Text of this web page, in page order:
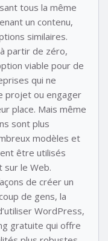
tous la même
un contenu,
similaires.
partir de zéro,
viable pour de
qui ne
projet ou engager
place. Mais même
sont plus
modèles et
être utilisés
sur le Web.
de créer un
de gens, la
WordPress,
gratuite qui offre